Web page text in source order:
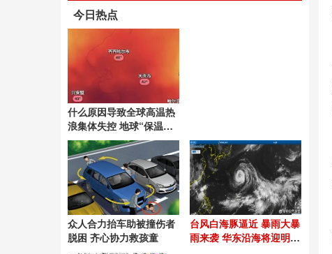
今日热点
什么原因导致全球高温热
浪集体失控 地球“保温
毯”过厚引发连锁反应
众人合力抬车助被撞伤者
脱困 齐心协力救孩童
台风白海豚逼近 暴雨大暴
雨来袭 华东沿海将迎明显